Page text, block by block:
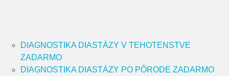
DIAGNOSTIKA DIASTÁZY V TEHOTENSTVE
ZADARMO
DIAGNOSTIKA DIASTÁZY PO PÔRODE ZADARMO